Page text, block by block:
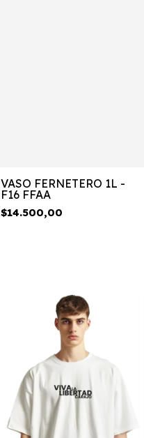
VASO FERNETERO 1L -
F16 FFAA
$14.500,00